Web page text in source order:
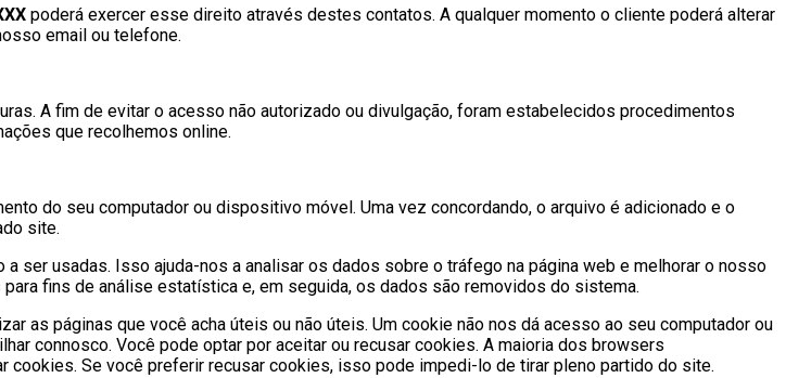
poderá exercer esse direito através destes contatos. A qualquer momento o cliente poderá alterar
email ou telefone.
A fim de evitar o acesso não autorizado ou divulgação, foram estabelecidos procedimentos
que recolhemos online.
do seu computador ou dispositivo móvel. Uma vez concordando, o arquivo é adicionado e o
site.
usadas. Isso ajuda-nos a analisar os dados sobre o tráfego na página web e melhorar o nosso
fins de análise estatística e, em seguida, os dados são removidos do sistema.
as páginas que você acha úteis ou não úteis. Um cookie não nos dá acesso ao seu computador ou
connosco. Você pode optar por aceitar ou recusar cookies. A maioria dos browsers
Se você preferir recusar cookies, isso pode impedi-lo de tirar pleno partido do site.